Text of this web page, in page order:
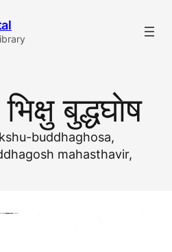
भिक्षु बुद्धघाेष
buddhaghosa,
mahasthavir,